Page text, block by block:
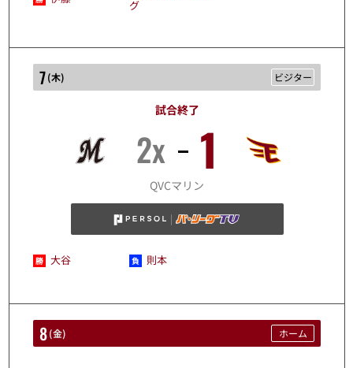
グ
8/7
7(木) ビジター
試合終了
2x 1
QVCマリン
大谷 則本
8(金) ホーム